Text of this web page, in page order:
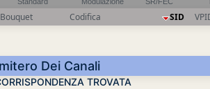
Bouquet Codifica SID
Dei Canali
TROVATA